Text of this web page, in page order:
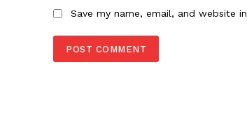
Save my name, email, and website